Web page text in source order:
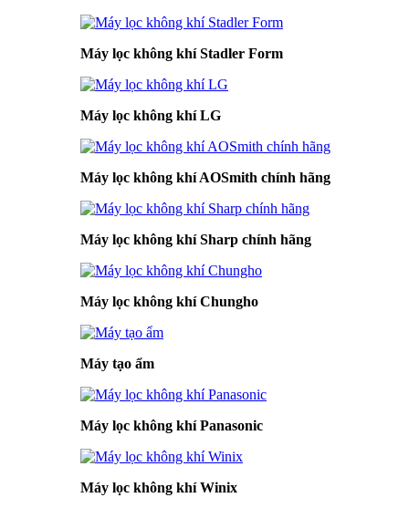
Máy lọc không khí Stadler Form
Máy lọc không khí LG
Máy lọc không khí AOSmith chính hãng
Máy lọc không khí Sharp chính hãng
Máy lọc không khí Chungho
Máy tạo ẩm
Máy lọc không khí Panasonic
Máy lọc không khí Winix